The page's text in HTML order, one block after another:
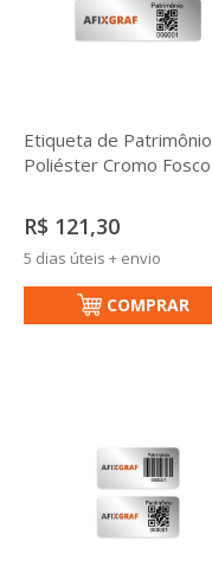
Etiqueta de Patrimônio
Poliéster Cromo Fosco
R$ 121,30
5 dias úteis + envio
COMPRAR